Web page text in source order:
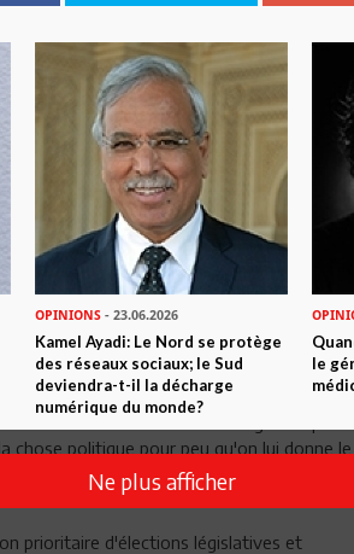
du premier tour des élections
considèrent encore comme une
donnée au premier tour est
manifestant non plus un désintérêt de la
et un rejet. Etcela profite à la frange
manifeste par la diabolisation d'autrui et
crise morale. C'est d'ailleurs la crise
pouvoir, socialiste en l'occurrence. Il s'agit
reproduire en Tunisie.
Or, comme le dégoût du politique est à
pas concrètement par un pouvoir réel
affaire de mercenaires et de
mesure sur les ambitions des grands partis
chose politique pour peu qu'on lui donne le
le faire véritablement, revitalisant du coup
prioritaire d'élections législatives et
OPINIONS - 23.06.2026
Kamel Ayadi: Le Nord se protège
des réseaux sociaux; le Sud
deviendra-t-il la décharge
numérique du monde?
le
Ne plus afficher